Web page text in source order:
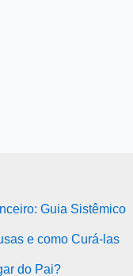
Guia Sistêmico
e como Curá-las
do Pai?